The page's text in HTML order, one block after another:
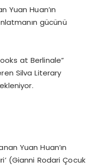
Yuan Huan’ın
gücünü
at Berlinale”
Silva Literary
Yuan Huan’ın
’ (Gianni Rodari Çocuk